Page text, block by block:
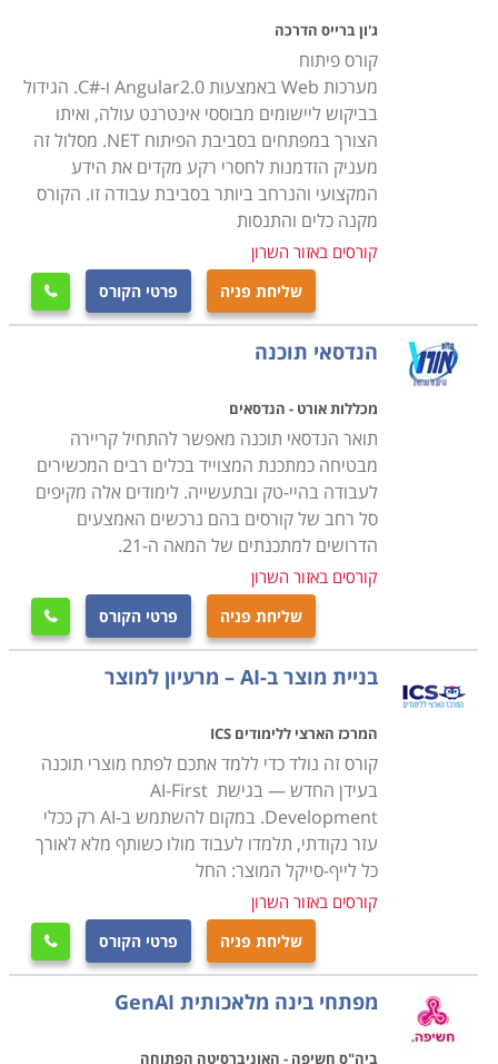
גם התשלום עבור הקורסים ותעודת ההסמכה.
מחפשים עוד מידע?
קראו בקטגורית פיתוח תוכנה את פירוט הקורסים, בחרו את
הקורס המתאים, מלאו את הפרטים ונציג הקורס יצור אתכם
קשר במהרה.
ג'ון ברייס הדרכה
קורס פיתוח
מערכות Web באמצעות Angular2.0 ו-#C. הגידול
בביקוש ליישומים מבוססי אינטרנט עולה, ואיתו
הצורך במפתחים בסביבת הפיתוח NET. מסלול זה
מעניק הזדמנות לחסרי רקע מקדים את הידע
המקצועי והנרחב ביותר בסביבת עבודה זו. הקורס
מקנה כלים והתנסות
קורסים באזור השרון
שליחת פניה פרטי הקורס 
הנדסאי תוכנה
מכללות אורט - הנדסאים
תואר הנדסאי תוכנה מאפשר להתחיל קריירה
מבטיחה כמתכנת המצוייד בכלים רבים המכשירים
לעבודה בהיי-טק ובתעשייה. לימודים אלה מקיפים
סל רחב של קורסים בהם נרכשים האמצעים
הדרושים למתכנתים של המאה ה-21.
קורסים באזור השרון
שליחת פניה פרטי הקורס 
בניית מוצר ב-AI – מרעיון למוצר
המרכז הארצי ללימודים ICS
קורס זה נולד כדי ללמד אתכם לפתח מוצרי תוכנה
בעידן החדש — בגישת AI-First
Development. במקום להשתמש ב-AI רק ככלי
עזר נקודתי, תלמדו לעבוד מולו כשותף מלא לאורך
כל לייף-סייקל המוצר: החל
קורסים באזור השרון
שליחת פניה פרטי הקורס 
מפתחי בינה מלאכותית GenAI
ביה"ס חשיפה - האוניברסיטה הפתוחה